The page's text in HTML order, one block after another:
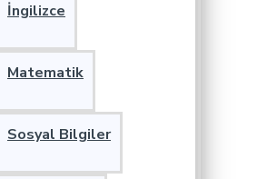
İngilizce
Matematik
Sosyal Bilgiler